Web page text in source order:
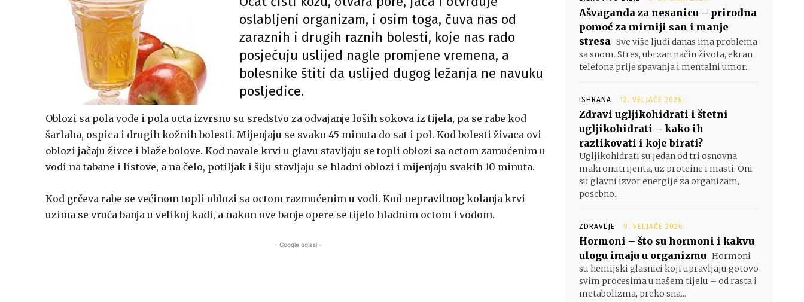
oslabljeni organizam, i osim toga, čuva nas od
zaraznih i drugih raznih bolesti, koje nas rado
posjećuju uslijed nagle promjene vremena, a
bolesnike štiti da uslijed dugog ležanja ne navuku
posljedice.
Oblozi sa pola vode i pola octa izvrsno su sredstvo za odvajanje loših sokova iz tijela, pa se rabe kod
šarlaha, ospica i drugih kožnih bolesti. Mijenjaju se svako 45 minuta do sat i pol. Kod bolesti živaca ovi
oblozi jačaju živce i blaže bolove. Kod navale krvi u glavu stavljaju se topli oblozi sa octom zamućenim u
vodi na tabane i listove, a na čelo, potiljak i šiju stavljaju se hladni oblozi i mijenjaju svakih 10 minuta.
Kod grčeva rabe se većinom topli oblozi sa octom razmućenim u vodi. Kod nepravilnog kolanja krvi
uzima se vruća banja u velikoj kadi, a nakon ove banje opere se tijelo hladnim octom i vodom.
- Google oglasi -
Ašvaganda za nesanicu – prirodna
pomoć za mirniji san i manje
stresa Sve više ljudi danas ima problema
sa snom. Stres, ubrzan način života, ekran
telefona prije spavanja i mentalni umor...
ISHRANA 12. VELJAČE 2026.
Zdravi ugljikohidrati i štetni
ugljikohidrati – kako ih
razlikovati i koje birati?
Ugljikohidrati su jedan od tri osnovna
makronutrijenta, uz proteine i masti. Oni
su glavni izvor energije za organizam,
posebno...
ZDRAVLJE 9. VELJAČE 2026.
Hormoni – što su hormoni i kakvu
ulogu imaju u organizmu Hormoni
su hemijski glasnici koji upravljaju gotovo
svim procesima u našem tijelu – od rasta i
metabolizma, preko sna...